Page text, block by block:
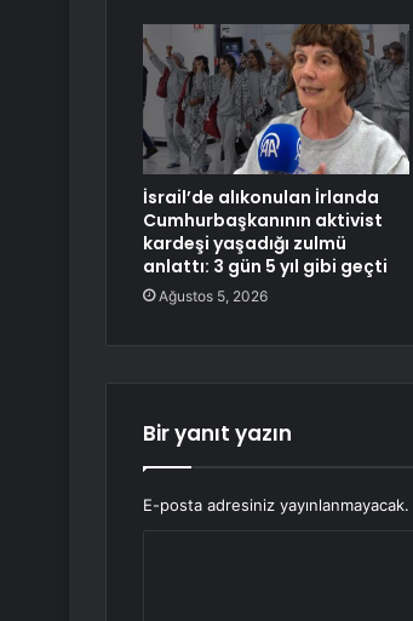
İsrail’de alıkonulan İrlanda
Cumhurbaşkanının aktivist
kardeşi yaşadığı zulmü
anlattı: 3 gün 5 yıl gibi geçti
Ağustos 5, 2026
Bir yanıt yazın
E-posta adresiniz yayınlanmayacak.